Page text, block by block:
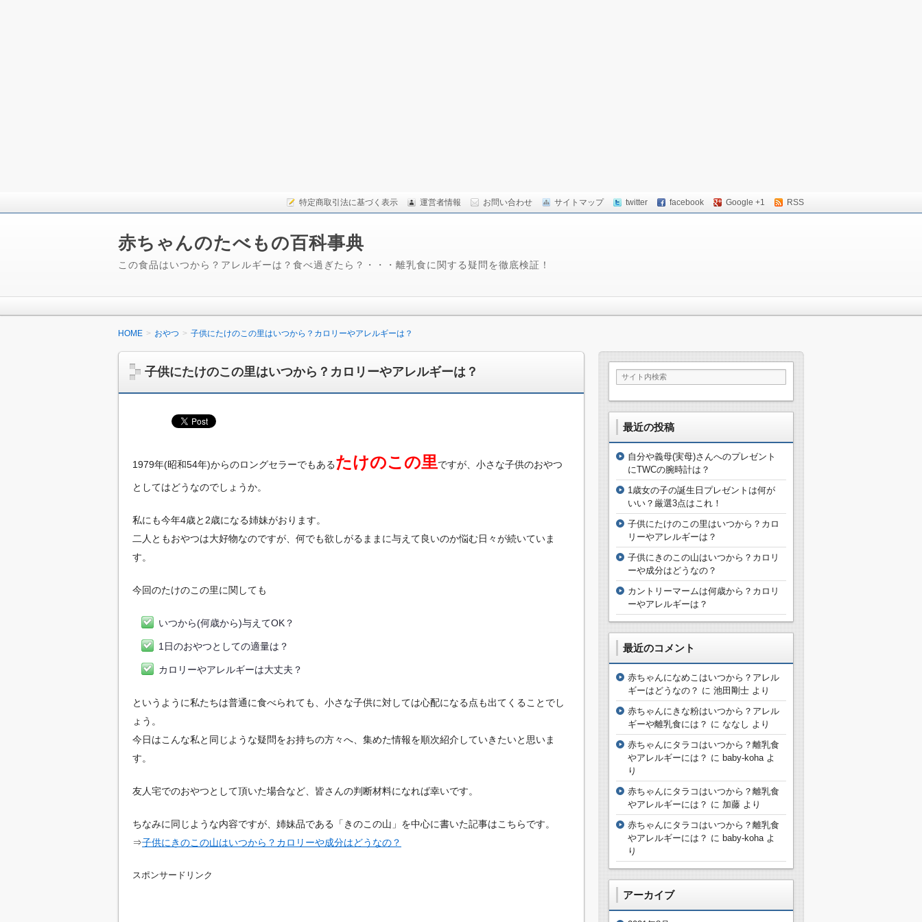
特定商取引法に基づく表示 運営者情報 お問い合わせ サイトマップ twitter facebook Google +1 RSS
赤ちゃんのたべもの百科事典
この食品はいつから？アレルギーは？食べ過ぎたら？・・・離乳食に関する疑問を徹底検証！
HOME おやつ 子供にたけのこの里はいつから？カロリーやアレルギーは？
子供にたけのこの里はいつから？カロリーやアレルギーは？
1979年(昭和54年)からのロングセラーでもあるたけのこの里ですが、小さな子供のおやつ
としてはどうなのでしょうか。
私にも今年4歳と2歳になる姉妹がおります。
二人ともおやつは大好物なのですが、何でも欲しがるままに与えて良いのか悩む日々が続いていま
す。
今回のたけのこの里に関しても
いつから(何歳から)与えてOK？
1日のおやつとしての適量は？
カロリーやアレルギーは大丈夫？
というように私たちは普通に食べられても、小さな子供に対しては心配になる点も出てくることでし
ょう。
今日はこんな私と同じような疑問をお持ちの方々へ、集めた情報を順次紹介していきたいと思いま
す。
友人宅でのおやつとして頂いた場合など、皆さんの判断材料になれば幸いです。
ちなみに同じような内容ですが、姉妹品である「きのこの山」を中心に書いた記事はこちらです。
⇒子供にきのこの山はいつから？カロリーや成分はどうなの？
スポンサードリンク
最近の投稿
自分や義母(実母)さんへのプレゼント
にTWCの腕時計は？
1歳女の子の誕生日プレゼントは何が
いい？厳選3点はこれ！
子供にたけのこの里はいつから？カロ
リーやアレルギーは？
子供にきのこの山はいつから？カロリ
ーや成分はどうなの？
カントリーマームは何歳から？カロリ
ーやアレルギーは？
最近のコメント
赤ちゃんになめこはいつから？アレル
ギーはどうなの？ に 池田剛士 より
赤ちゃんにきな粉はいつから？アレル
ギーや離乳食には？ に ななし より
赤ちゃんにタラコはいつから？離乳食
やアレルギーには？ に baby-koha よ
り
赤ちゃんにタラコはいつから？離乳食
やアレルギーには？ に 加藤 より
赤ちゃんにタラコはいつから？離乳食
やアレルギーには？ に baby-koha よ
り
アーカイブ